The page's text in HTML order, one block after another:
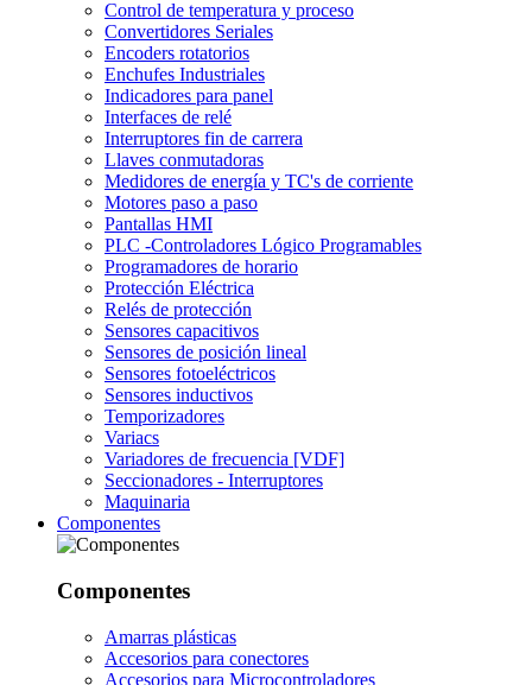
Control de temperatura y proceso
Convertidores Seriales
Encoders rotatorios
Enchufes Industriales
Indicadores para panel
Interfaces de relé
Interruptores fin de carrera
Llaves conmutadoras
Medidores de energía y TC's de corriente
Motores paso a paso
Pantallas HMI
PLC -Controladores Lógico Programables
Programadores de horario
Protección Eléctrica
Relés de protección
Sensores capacitivos
Sensores de posición lineal
Sensores fotoeléctricos
Sensores inductivos
Temporizadores
Variacs
Variadores de frecuencia [VDF]
Seccionadores - Interruptores
Maquinaria
Componentes
Componentes
Amarras plásticas
Accesorios para conectores
Accesorios para Microcontroladores